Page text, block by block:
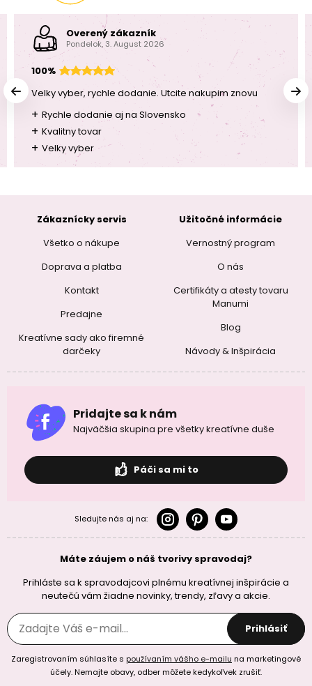
Overený zákazník
Pondelok, 3. August 2026
100%
Velky vyber, rychle dodanie. Utcite nakupim znovu
+ Rychle dodanie aj na Slovensko
+ Kvalitny tovar
+ Velky vyber
Zákaznícky servis
Všetko o nákupe
Doprava a platba
Kontakt
Predajne
Kreatívne sady ako firemné
darčeky
Užitočné informácie
Vernostný program
O nás
Certifikáty a atesty tovaru
Manumi
Blog
Návody & Inšpirácia
Pridajte sa k nám
Najväčšia skupina pre všetky kreatívne duše
Páči sa mi to
Sledujte nás aj na:
Máte záujem o náš tvorivy spravodaj?
Prihláste sa k spravodajcovi plnému kreatívnej inšpirácie a
neutečú vám žiadne novinky, trendy, zľavy a akcie.
Prihlásiť
Zaregistrovaním súhlasíte s používaním vášho e-mailu na marketingové
účely. Nemajte obavy, odber môžete kedykoľvek zrušiť.